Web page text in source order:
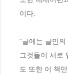
이다.
“글에는 글만
그것들이 서로
도 또한 이 책